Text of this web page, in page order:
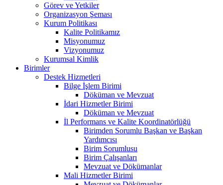
Görev ve Yetkiler
Organizasyon Şeması
Kurum Politikası
Kalite Politikamız
Misyonumuz
Vizyonumuz
Kurumsal Kimlik
Birimler
Destek Hizmetleri
Bilge İşlem Birimi
Döküman ve Mevzuat
İdari Hizmetler Birimi
Döküman ve Mevzuat
İl Performans ve Kalite Koordinatörlüğü
Birimden Sorumlu Başkan ve Başkan
Yardımcısı
Birim Sorumlusu
Birim Çalışanları
Mevzuat ve Dökümanlar
Mali Hizmetler Birimi